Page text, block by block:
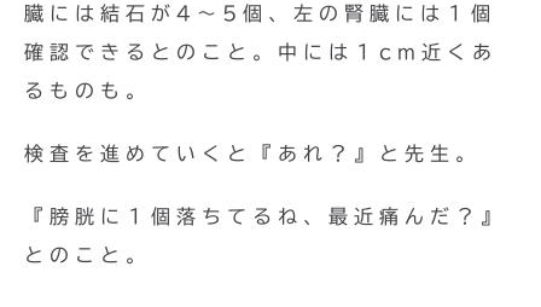
臓には結石が4〜5個、左の腎臓には１個
確認できるとのこと。中には１cm近くあ
るものも。
検査を進めていくと『あれ？』と先生。
『膀胱に１個落ちてるね、最近痛んだ？』
とのこと。